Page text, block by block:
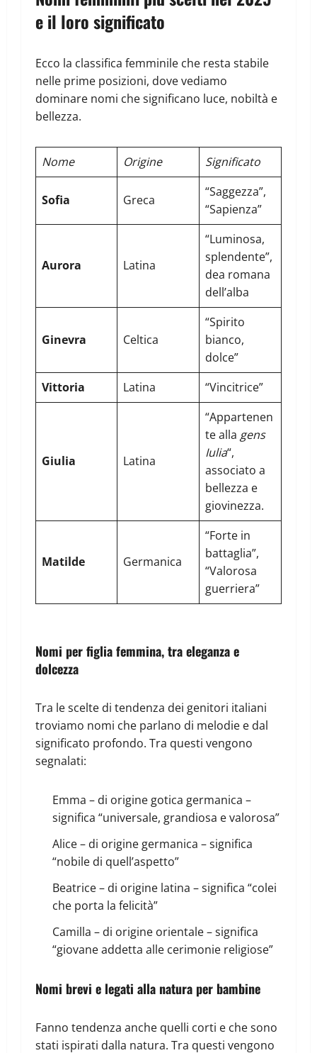
e il loro significato
Ecco la classifica femminile che resta stabile
nelle prime posizioni, dove vediamo
dominare nomi che significano luce, nobiltà e
bellezza.
Nome Origine Significato
Sofia Greca
“Saggezza”,
“Sapienza”
Aurora Latina
“Luminosa,
splendente”,
dea romana
dell’alba
Ginevra Celtica
“Spirito
bianco,
dolce”
Vittoria
Latina “Vincitrice”
Giulia Latina
“Appartenen
te alla gens
Iulia“,
associato a
bellezza e
giovinezza.
Matilde Germanica
“Forte in
battaglia”,
“Valorosa
guerriera”
Nomi per figlia femmina, tra eleganza e
dolcezza
Tra le scelte di tendenza dei genitori italiani
troviamo nomi che parlano di melodie e dal
significato profondo. Tra questi vengono
segnalati:
Emma – di origine gotica germanica –
significa “universale, grandiosa e valorosa”
Alice – di origine germanica – significa
“nobile di quell’aspetto”
Beatrice – di origine latina – significa “colei
che porta la felicità”
Camilla – di origine orientale – significa
“giovane addetta alle cerimonie religiose”
Nomi brevi e legati alla natura per bambine
Fanno tendenza anche quelli corti e che sono
stati ispirati dalla natura. Tra questi vengono